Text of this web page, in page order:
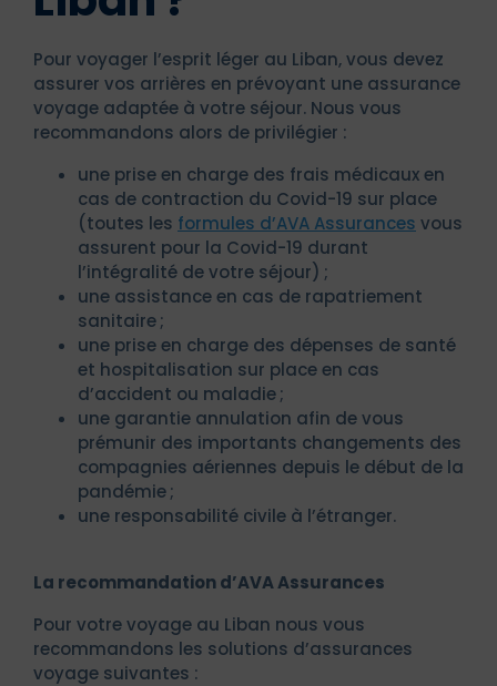
Pour voyager l’esprit léger au Liban, vous devez
assurer vos arrières en prévoyant une assurance
voyage adaptée à votre séjour. Nous vous
recommandons alors de privilégier :
une prise en charge des frais médicaux en
cas de contraction du Covid-19 sur place
(toutes les formules d’AVA Assurances vous
assurent pour la Covid-19 durant
l’intégralité de votre séjour) ;
une assistance en cas de rapatriement
sanitaire ;
une prise en charge des dépenses de santé
et hospitalisation sur place en cas
d’accident ou maladie ;
une garantie annulation afin de vous
prémunir des importants changements des
compagnies aériennes depuis le début de la
pandémie ;
une responsabilité civile à l’étranger.
La recommandation d’AVA Assurances
Pour votre voyage au Liban nous vous
recommandons les solutions d’assurances
voyage suivantes :